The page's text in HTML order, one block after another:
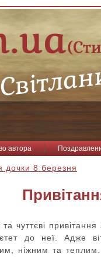
автора
дочки 8 березня
та чуттєві
до неї. Адже
ніжним та